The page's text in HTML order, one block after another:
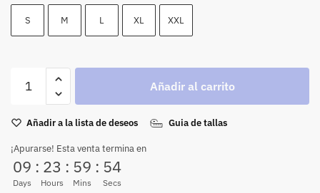
S M L XL XXL
Añadir al carrito
Añadir a la lista de deseos Guia de tallas
¡Apurarse! Esta venta termina en
09
Days
: 23
Hours
: 59
Mins
: 54
Secs